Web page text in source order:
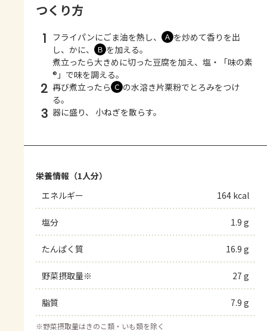
つくり方
1 フライパンにごま油を熱し、 Ａ を炒めて香りを出
し、かに、
Ｂ を加える。
煮立ったら大きめに切った豆腐を加え、塩・「味の素
®」で味を調える。
2 再び煮立ったら Ｃ の水溶き片栗粉でとろみをつけ
る。
3 器に盛り、 小ねぎを散らす。
栄養情報（1人分）
エネルギー
164 kcal
塩分 1.9 g
たんぱく質 16.9 g
野菜摂取量※ 27 g
脂質 7.9 g
※野菜摂取量はきのこ類・いも類を除く